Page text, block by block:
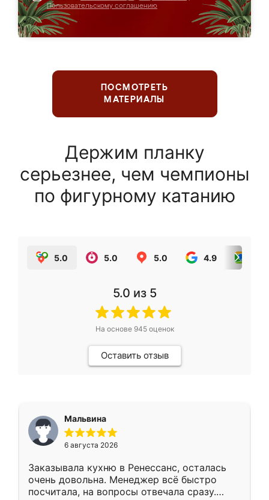
Пользовательскому соглашению
ПОСМОТРЕТЬ
МАТЕРИАЛЫ
Держим планку
серьезнее, чем чемпионы
по фигурному катанию
5.0 5.0 5.0 4.9
5.0 из 5
На основе 945оценок
Оставить отзыв
Мальвина
6 августа 2026
Заказывала кухню в Ренессанс, осталась
очень довольна. Менеджер всё быстро
посчитала, на вопросы отвечала сразу.